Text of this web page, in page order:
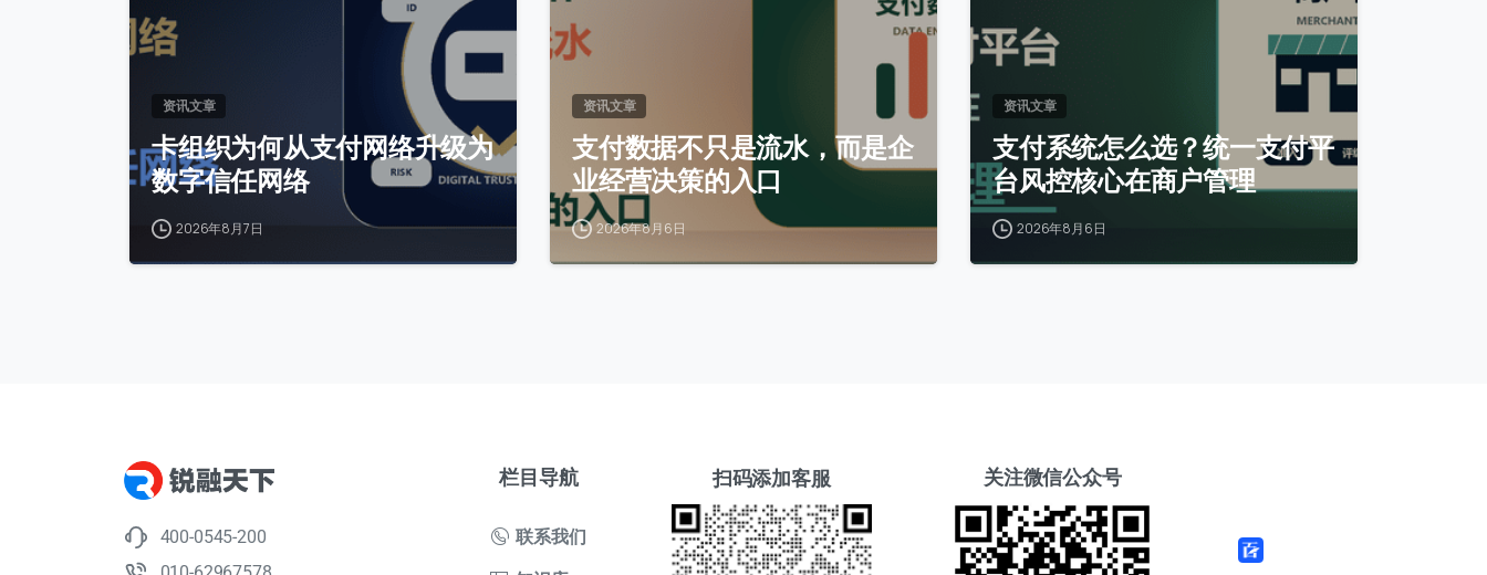
资讯文章
卡组织为何从支付网络升级为
数字信任网络
2026年8月7日
资讯文章
支付数据不只是流水，而是企
业经营决策的入口
2026年8月6日
资讯文章
支付系统怎么选？统一支付平
台风控核心在商户管理
2026年8月6日
400-0545-200
栏目导航
联系我们
扫码添加客服 关注微信公众号